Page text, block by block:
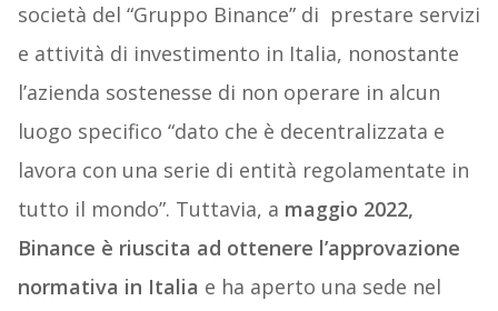
società del “Gruppo Binance” di prestare servizi
e attività di investimento in Italia, nonostante
l’azienda sostenesse di non operare in alcun
luogo specifico “dato che è decentralizzata e
lavora con una serie di entità regolamentate in
tutto il mondo”. Tuttavia, a maggio 2022,
Binance è riuscita ad ottenere l’approvazione
normativa in Italia e ha aperto una sede nel